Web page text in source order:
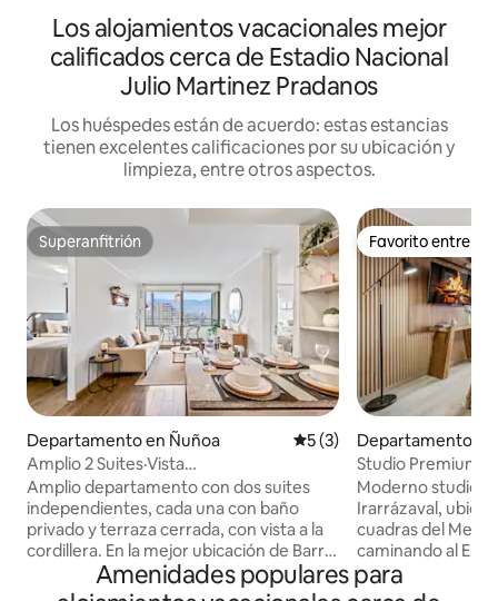
Los alojamientos vacacionales mejor
calificados cerca de Estadio Nacional
Julio Martinez Pradanos
Los huéspedes están de acuerdo: estas estancias
tienen excelentes calificaciones por su ubicación y
limpieza, entre otros aspectos.
Superanfitrión
Superanfitrión
Departamento en Ñuñoa Calificación promedio: 5
5 (3)
Amplio 2 Suites·Vista
Andes·Parking·Metro·B.Italia
Amplio departamento con dos suites
independientes, cada una con baño
privado y terraza cerrada, con vista a la
cordillera. En la mejor ubicación de Barrio
Italia, a 5 minutos del metro. Sales del
edificio y tienes los mejores lugares de
Favorito entre
Favorito entre
Departamento
Studio Premium
Moderno studio
Irarrázaval,
cuadras del
caminando al Estadio Nacional, cerca a
Barrio Italia y
departamento
Amenidades populares para